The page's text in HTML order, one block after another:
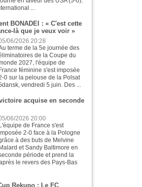
...
BONADEI : « C'est cette
là que je veux voir »
06/2026 20:28
terme de la 5e journée des
de la Coupe du
2027, l'équipe de
France féminine s'est imposée
0 sur la pelouse de la Polsat
vendredi 5 juin. Des ...
acquise en seconde
06/2026 20:00
de France s'est
2-0 face à la Pologne
à des buts de Melvine
et Sandy Baltimore en
période et prend la
le revers des Pays-Bas
Rekupo : Le FC